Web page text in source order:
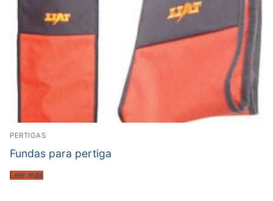
PERTIGAS
Fundas para pertiga
Leer más